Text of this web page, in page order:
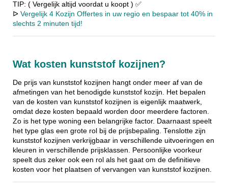
TIP: ( Vergelijk altijd voordat u koopt ) ✅
ᐅ Vergelijk 4 Kozijn Offertes in uw regio en bespaar tot 40% in
slechts 2 minuten tijd!
Wat kosten kunststof kozijnen?
De prijs van kunststof kozijnen hangt onder meer af van de
afmetingen van het benodigde kunststof kozijn. Het bepalen
van de kosten van kunststof kozijnen is eigenlijk maatwerk,
omdat deze kosten bepaald worden door meerdere factoren.
Zo is het type woning een belangrijke factor. Daarnaast speelt
het type glas een grote rol bij de prijsbepaling. Tenslotte zijn
kunststof kozijnen verkrijgbaar in verschillende uitvoeringen en
kleuren in verschillende prijsklassen. Persoonlijke voorkeur
speelt dus zeker ook een rol als het gaat om de definitieve
kosten voor het plaatsen of vervangen van kunststof kozijnen.